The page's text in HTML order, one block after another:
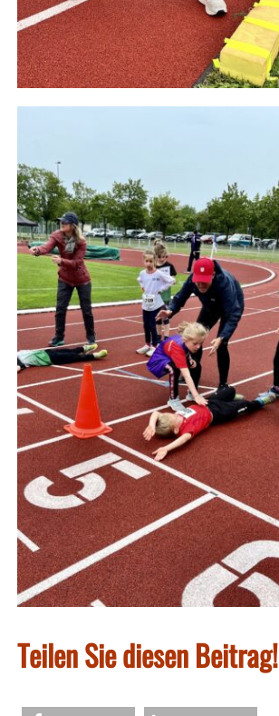
Teilen Sie diesen Beitrag!